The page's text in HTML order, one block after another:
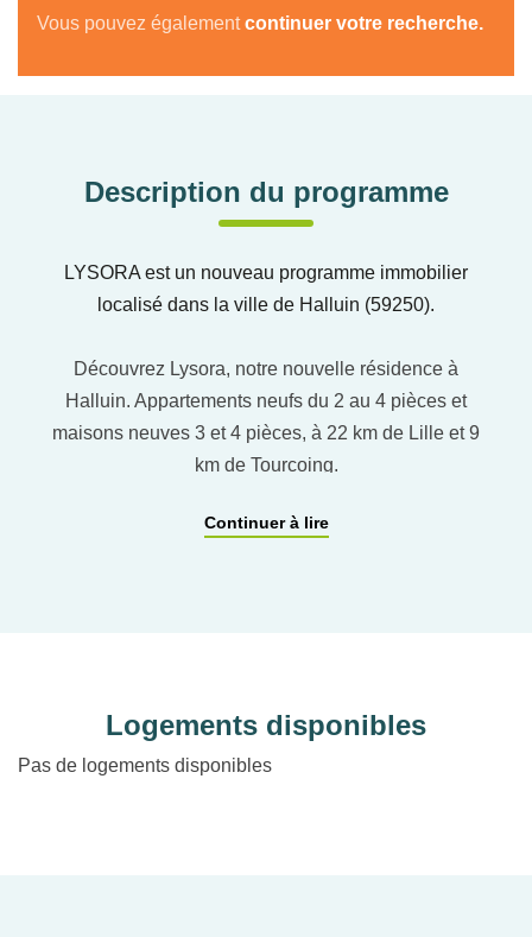
Vous pouvez égalementcontinuer votre recherche.
Description du programme
LYSORA est un nouveau programme immobilier
localisé dans la ville de Halluin (59250).
Découvrez Lysora, notre nouvelle résidence à
Halluin. Appartements neufs du 2 au 4 pièces et
maisons neuves 3 et 4 pièces, à 22 km de Lille et 9
km de Tourcoing.
Continuer à lire
Logements disponibles
Pas de logements disponibles